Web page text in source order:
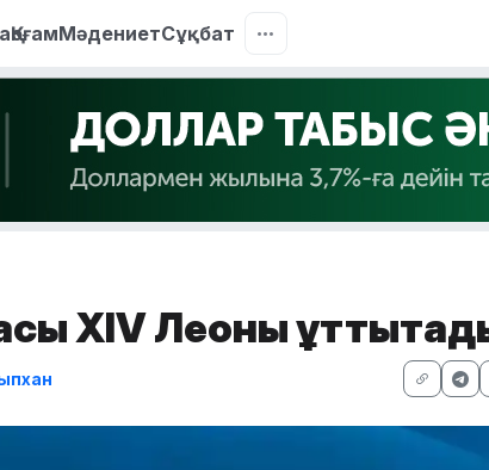
ҚоғамМәдениетСұқбат
XIV Леоны